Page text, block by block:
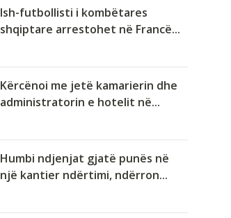
Ish-futbollisti i kombëtares
shqiptare arrestohet në Francë...
Kërcënoi me jetë kamarierin dhe
administratorin e hotelit në...
Humbi ndjenjat gjatë punës në
një kantier ndërtimi, ndërron...